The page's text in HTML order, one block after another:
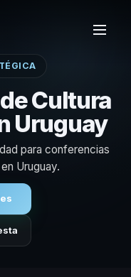
Cultura
Uruguay
para conferencias
Uruguay.